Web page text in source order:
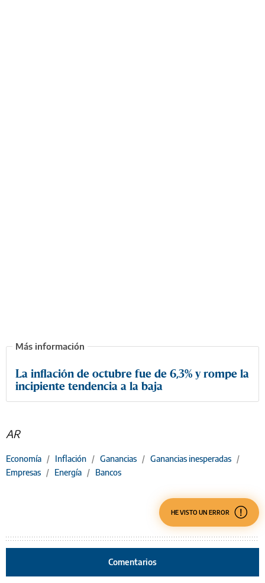
La inflación de octubre fue de 6,3% y rompe la
incipiente tendencia a la baja
AR
Economía / Inflación / Ganancias / Ganancias inesperadas /
Empresas / Energía / Bancos
HE VISTO UN ERROR
Comentarios